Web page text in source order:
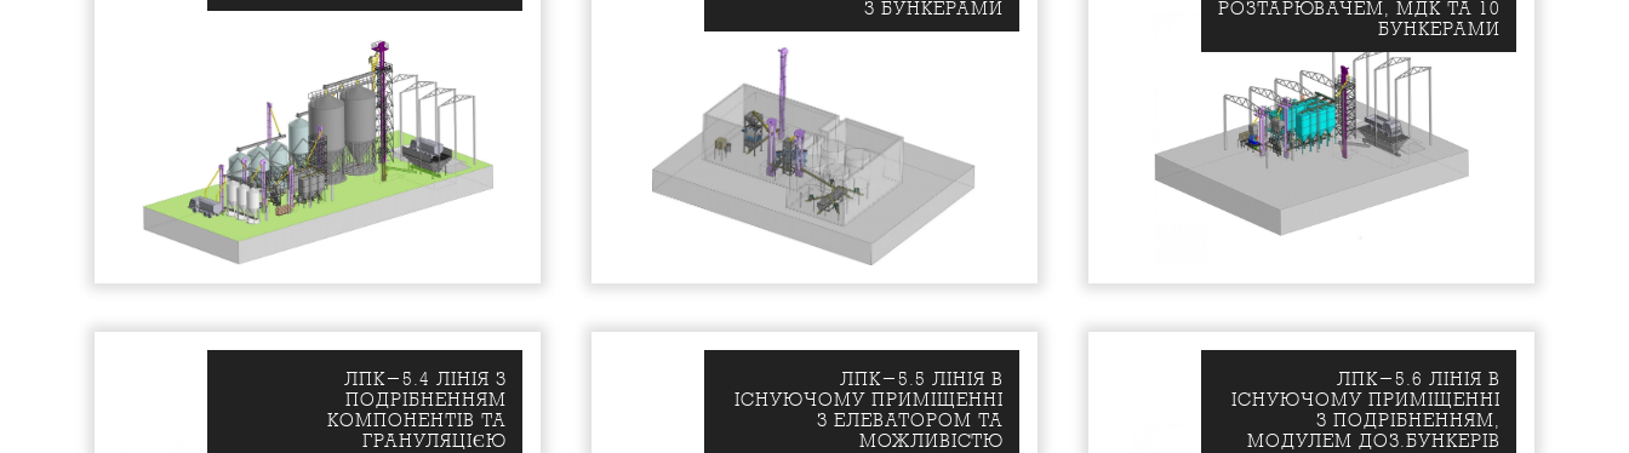
З БУНКЕРАМИ РОЗТАРЮВАЧЕМ, МДК ТА 10
БУНКЕРАМИ
ЛПК-5.4 ЛIНIЯ З
ПОДРIБНЕННЯМ
КОМПОНЕНТIВ ТА
ГРАНУЛЯЦIЄЮ
ЛПК-5.5 ЛIНIЯ В
IСНУЮЧОМУ ПРИМIЩЕННI
З ЕЛЕВАТОРОМ ТА
МОЖЛИВIСТЮ
ЛПК-5.6 ЛIНIЯ В
IСНУЮЧОМУ ПРИМIЩЕННI
З ПОДРIБНЕННЯМ,
МОДУЛЕМ ДОЗ.БУНКЕРIВ